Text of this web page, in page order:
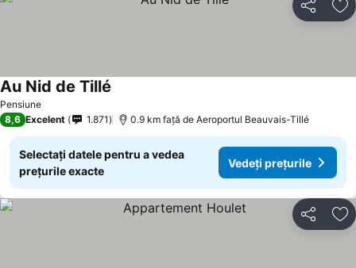
Distribuiți
Pensiune
Au Nid de Tillé
8,6 Excelent 1.871 0.9 km faţă de Aeroportul Beauvais-Tillé
Selectați datele pentru a vedea
prețurile exacte
Vedeți prețurile
Distribuiți